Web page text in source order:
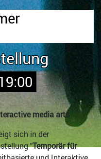
media arts
sich in der
"Temporär für